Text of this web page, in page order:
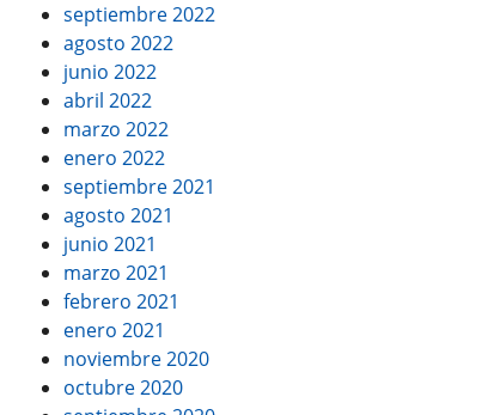
septiembre 2022
agosto 2022
junio 2022
abril 2022
marzo 2022
enero 2022
septiembre 2021
agosto 2021
junio 2021
marzo 2021
febrero 2021
enero 2021
noviembre 2020
octubre 2020